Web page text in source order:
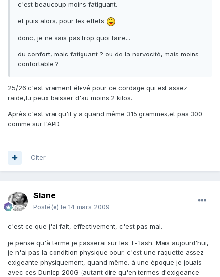
c'est beaucoup moins fatiguant.
et puis alors, pour les effets
donc, je ne sais pas trop quoi faire...
du confort, mais fatiguant ? ou de la nervosité, mais moins
confortable ?
25/26 c'est vraiment élevé pour ce cordage qui est assez
raide,tu peux baisser d'au moins 2 kilos.
Après c'est vrai qu'il y a quand même 315 grammes,et pas 300
comme sur l'APD.
Citer
Slane
Posté(e) le 14 mars 2009
c'est ce que j'ai fait, effectivement, c'est pas mal.
je pense qu'à terme je passerai sur les T-flash. Mais aujourd'hui,
je n'ai pas la condition physique pour. c'est une raquette assez
exigeante physiquement, quand même. à une époque je jouais
avec des Dunlop 200G (autant dire qu'en termes d'exigeance